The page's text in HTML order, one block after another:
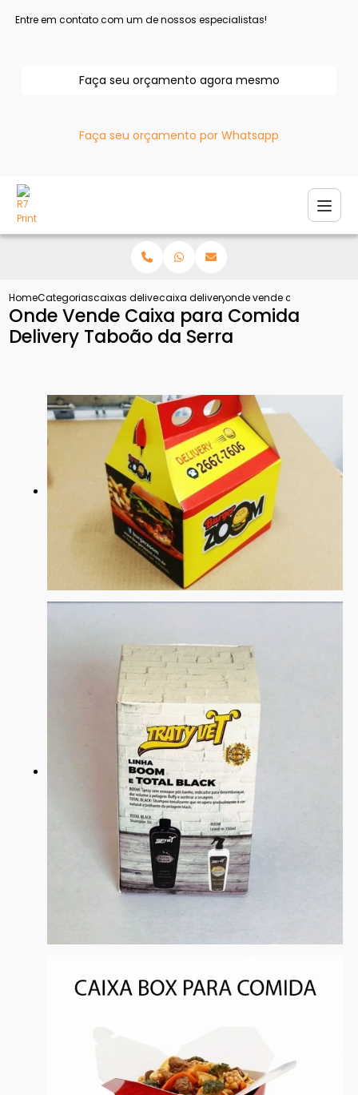
Entre em contato com um de nossos especialistas!
Faça seu orçamento agora mesmo
Faça seu orçamento por Whatsapp
HomeCategoriascaixas deliverycaixa delivery hamburguer
onde vende caixa para
Onde Vende Caixa para Comida
Delivery Taboão da Serra